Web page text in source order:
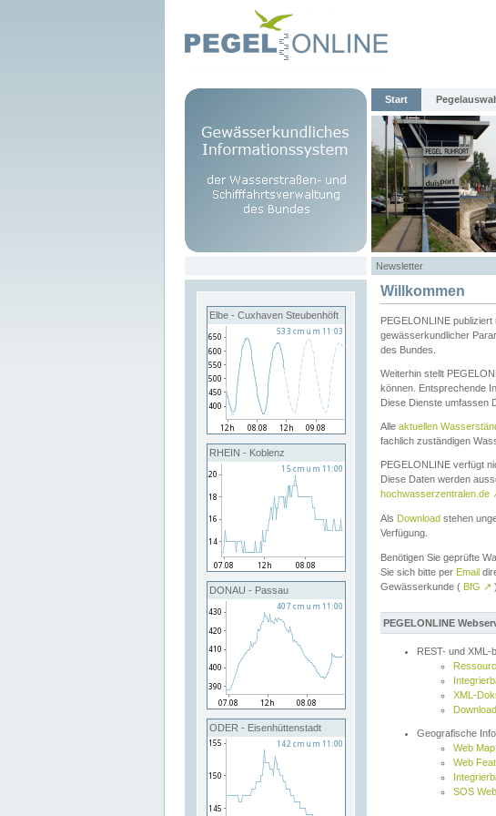
Start
Newsletter
Elbe - Cuxhaven Steubenhöft
RHEIN - Koblenz
DONAU - Passau
ODER - Eisenhüttenstadt
Willkommen
PEGELONLINE
gewässerkundlicher
des Bundes.
Weiterhin stellt
können. Entsprechende
Diese Dienste umfassen
Alle aktuellen
fachlich zuständigen
PEGELONLINE verfügt
Diese Daten werden
hochwasserzentralen.de
Als Download stehen
Verfügung.
Benötigen Sie geprüfte
Sie sich bitte per Email
Gewässerkunde ( BfG ↗
PEGELONLINE
REST- und XML-
XML-
Geografische
Web
Web
SOS